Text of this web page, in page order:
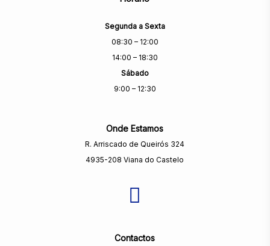
Segunda a Sexta
08:30 – 12:00
14:00 – 18:30
Sábado
9:00 – 12:30
Onde Estamos
R. Arriscado de Queirós 324
4935-208 Viana do Castelo
Contactos